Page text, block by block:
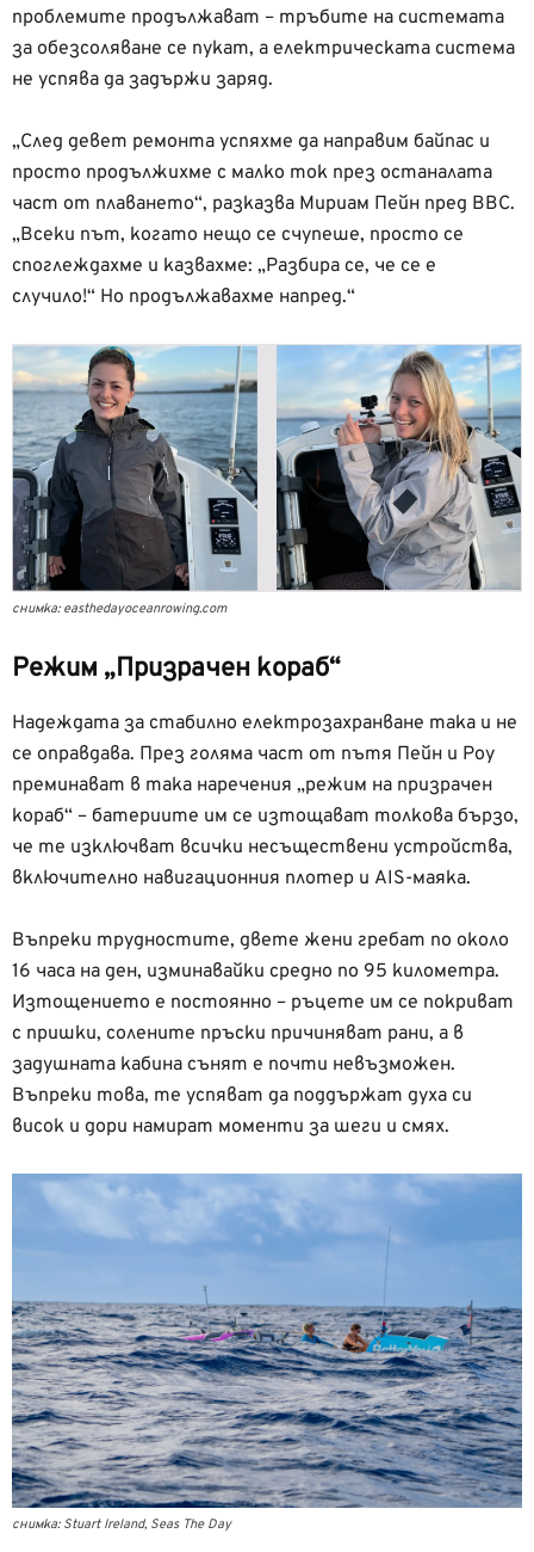
проблемите продължават – тръбите на системата
за обезсоляване се пукат, а електрическата система
не успява да задържи заряд.
„След девет ремонта успяхме да направим байпас и
просто продължихме с малко ток през останалата
част от плаването“, разказва Мириам Пейн пред BBC.
„Всеки път, когато нещо се счупеше, просто се
споглеждахме и казвахме: „Разбира се, че се е
случило!“ Но продължавахме напред.“
снимка: easthedayoceanrowing.com
Режим „Призрачен кораб“
Надеждата за стабилно електрозахранване така и не
се оправдава. През голяма част от пътя Пейн и Роу
преминават в така наречения „режим на призрачен
кораб“ – батериите им се изтощават толкова бързо,
че те изключват всички несъществени устройства,
включително навигационния плотер и AIS-маяка.
Въпреки трудностите, двете жени гребат по около
16 часа на ден, изминавайки средно по 95 километра.
Изтощението е постоянно – ръцете им се покриват
с пришки, солените пръски причиняват рани, а в
задушната кабина сънят е почти невъзможен.
Въпреки това, те успяват да поддържат духа си
висок и дори намират моменти за шеги и смях.
снимка: Stuart Ireland, Seas The Day